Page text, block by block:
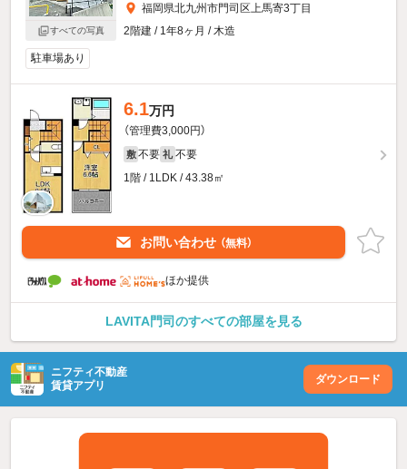
すべての写真
福岡県北九州市門司区上馬寄3丁目
2階建 / 1年8ヶ月 / 木造
駐車場あり
6.1万円
（管理費3,000円）
敷 不要 礼 不要
1階 / 1LDK / 43.38㎡
お問い合わせ （無料）
ほか提供
LAVITA門司のすべての部屋を見る
ニフティ不動産
賃貸アプリ
ダウンロード